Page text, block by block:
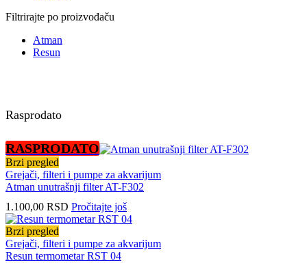
Filtrirajte po proizvođaču
Atman
Resun
Rasprodato
RASPRODATO
Brzi pregled
Grejači, filteri i pumpe za akvarijum
Atman unutrašnji filter AT-F302
1.100,00 RSD Pročitajte još
Brzi pregled
Grejači, filteri i pumpe za akvarijum
Resun termometar RST 04